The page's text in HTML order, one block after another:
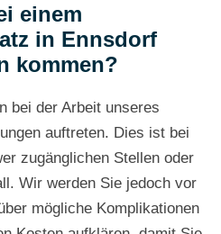
einem
in Ennsdorf
kommen?
bei der Arbeit unseres
auftreten. Dies ist bei
zugänglichen Stellen oder
Wir werden Sie jedoch vor
mögliche Komplikationen